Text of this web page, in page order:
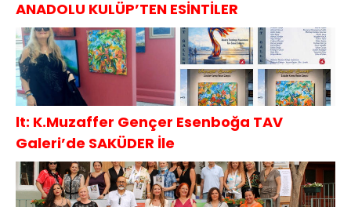
ANADOLU KULÜP’TEN ESİNTİLER
lt: K.Muzaffer Gençer Esenboğa TAV
Galeri’de SAKÜDER İle